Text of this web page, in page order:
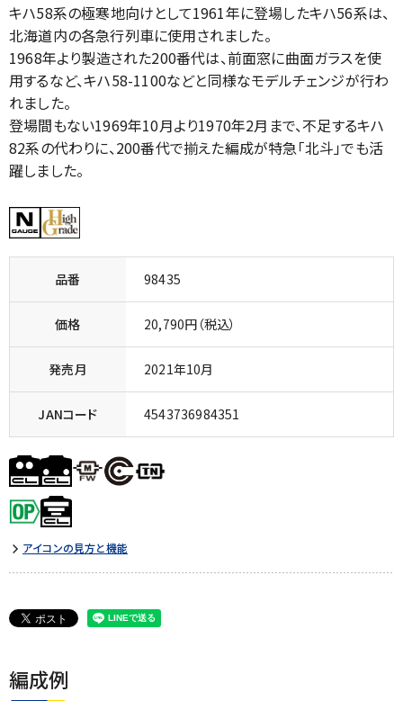
キハ58系の極寒地向けとして1961年に登場したキハ56系は、
北海道内の各急行列車に使用されました。
1968年より製造された200番代は、前面窓に曲面ガラスを使
用するなど、キハ58-1100などと同様なモデルチェンジが行わ
れました。
登場間もない1969年10月より1970年2月まで、不足するキハ
82系の代わりに、200番代で揃えた編成が特急「北斗」でも活
躍しました。
品番 98435
価格 20,790円（税込）
発売月 2021年10月
JANコード 4543736984351
アイコンの見方と機能
編成例